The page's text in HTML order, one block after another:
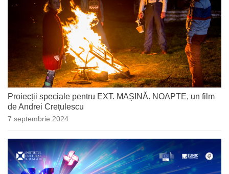
Proiecții speciale pentru EXT. MAȘINĂ. NOAPTE, un film
de Andrei Crețulescu
7 septembrie 2024